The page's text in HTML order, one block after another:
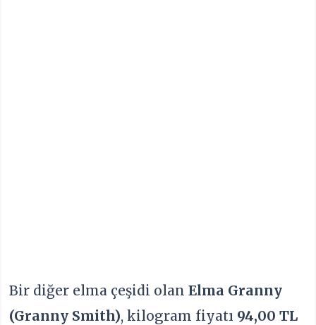
Bir diğer elma çeşidi olanElma Granny
(Granny Smith), kilogram fiyatı 94,00 TL